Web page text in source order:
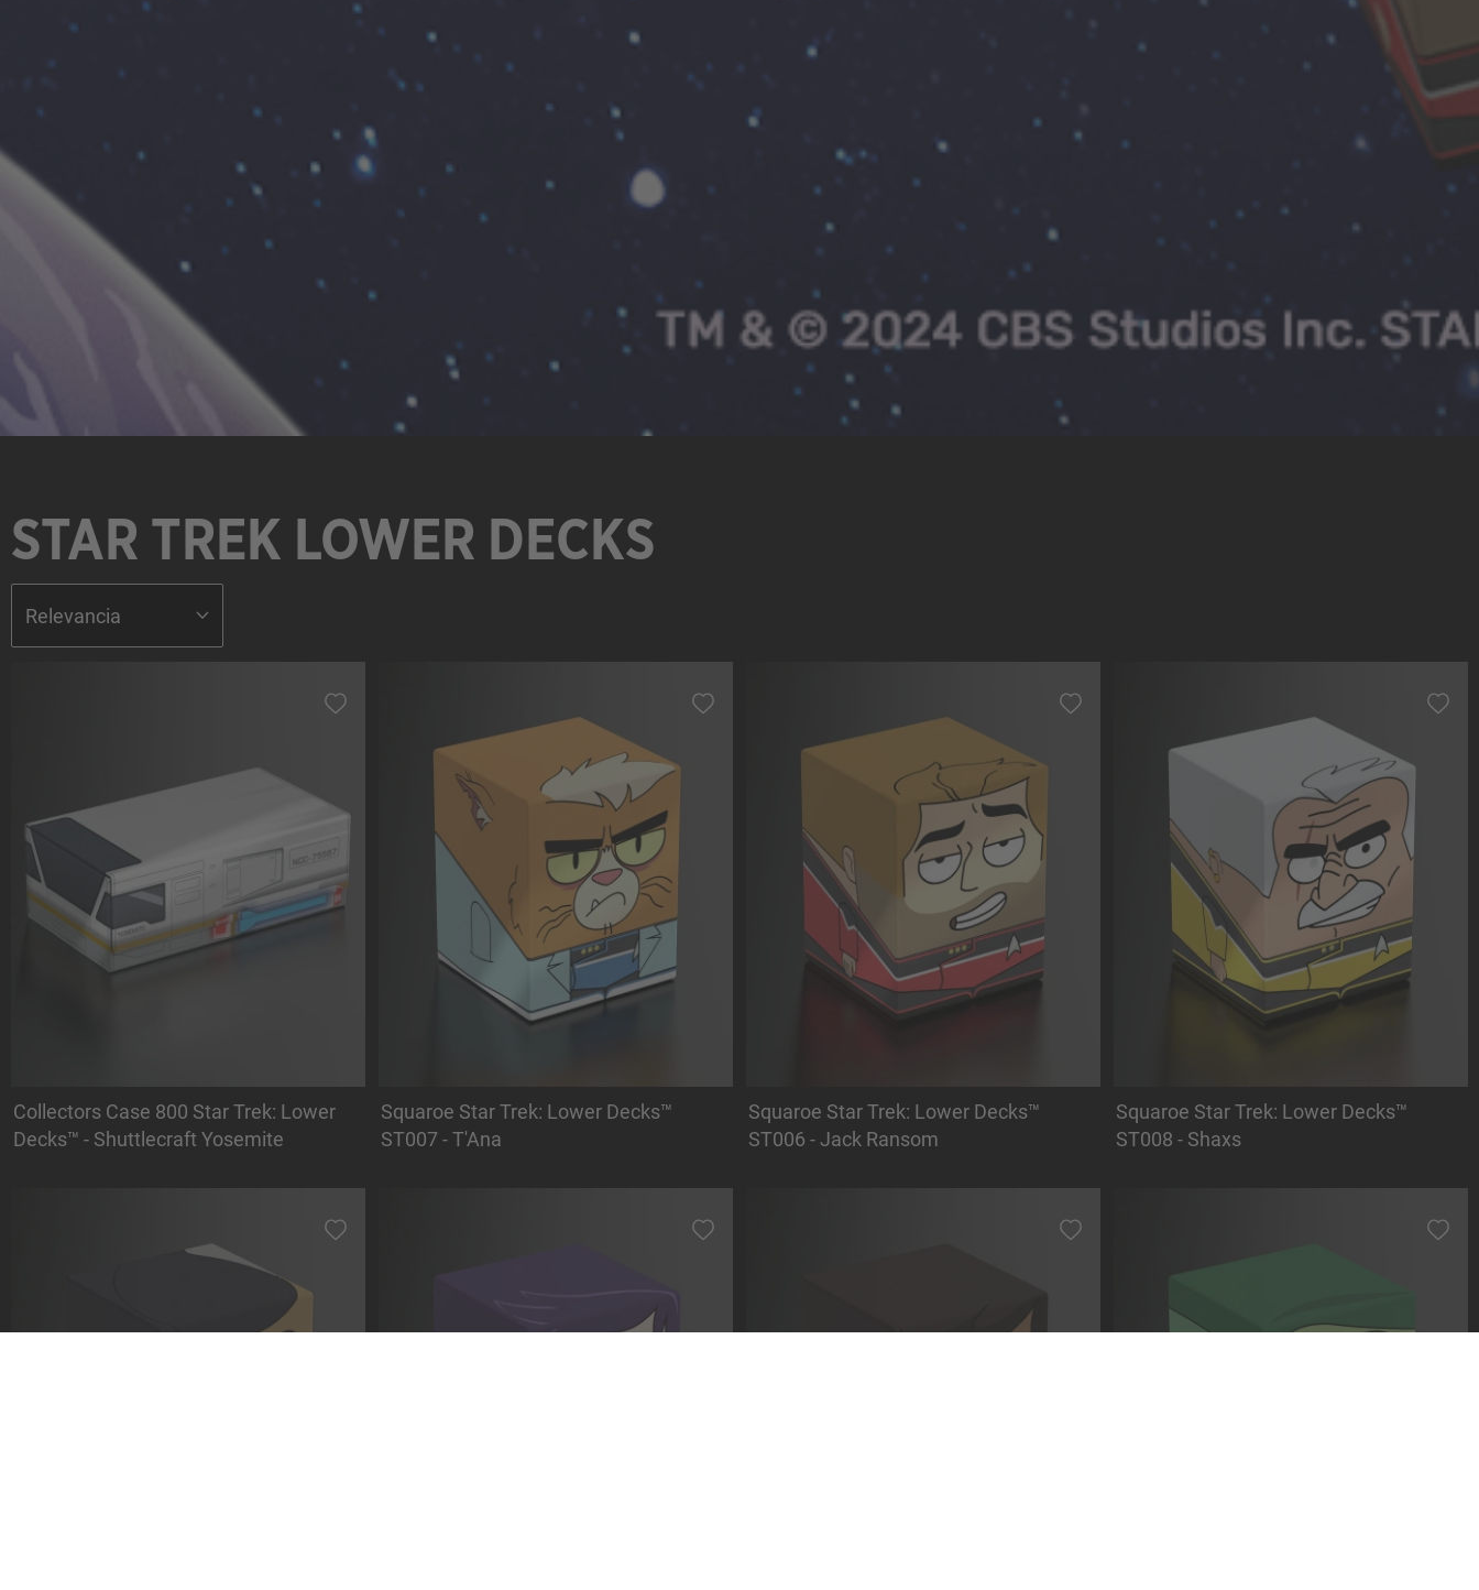
STAR TREK LOWER DECKS
Collectors Case 800 Star Trek: Lower
Decks™ - Shuttlecraft Yosemite
Squaroe Star Trek: Lower Decks™
ST007 - T'Ana
Squaroe Star Trek: Lower Decks™
ST006 - Jack Ransom
Squaroe Star Trek: Lower Decks™
ST008 - Shaxs